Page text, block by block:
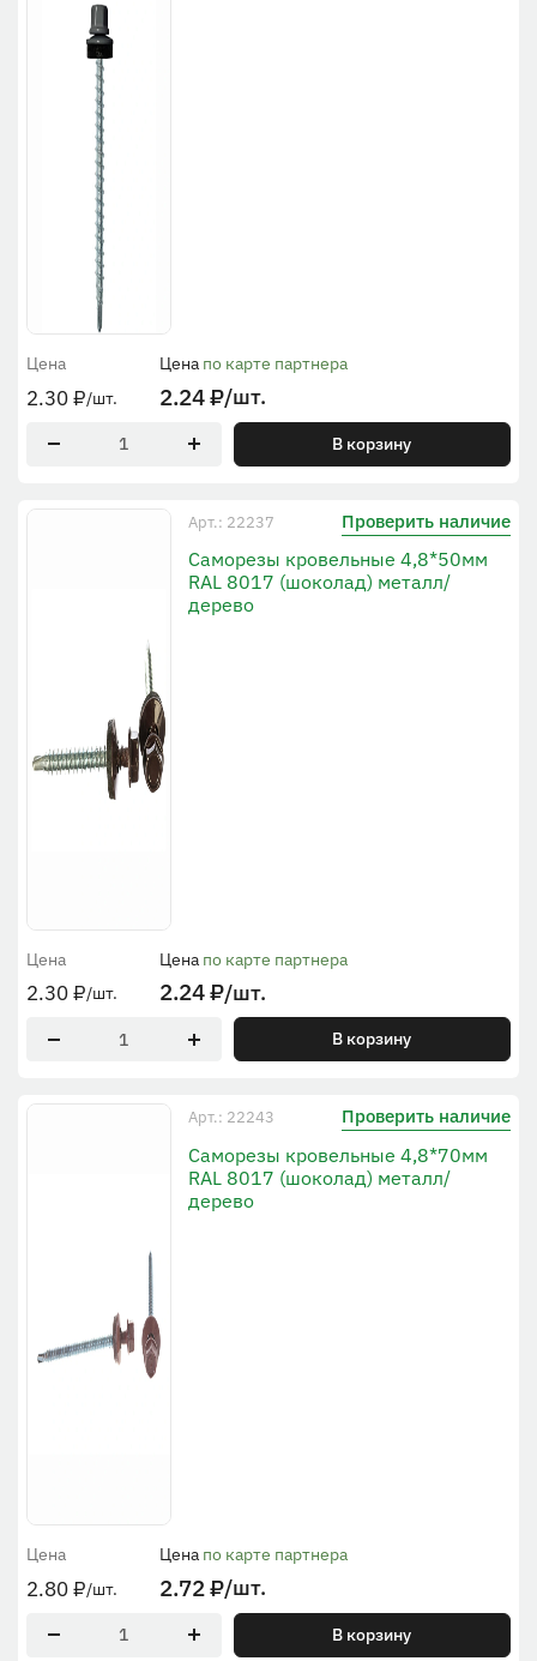
Цена
2.30₽/шт.
Цена по карте партнера
2.24₽/шт.
В корзину
Арт.: 22237 Проверить наличие
Саморезы кровельные 4,8*50мм
RAL 8017 (шоколад) металл/
дерево
Цена
2.30₽/шт.
Цена по карте партнера
2.24₽/шт.
В корзину
Арт.: 22243 Проверить наличие
Саморезы кровельные 4,8*70мм
RAL 8017 (шоколад) металл/
дерево
Цена
2.80₽/шт.
Цена по карте партнера
2.72₽/шт.
В корзину